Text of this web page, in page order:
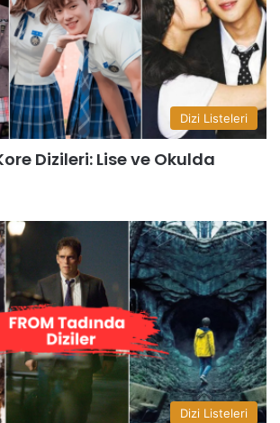
Dizi Listeleri
Dizileri: Lise ve Okulda
Dizi Listeleri